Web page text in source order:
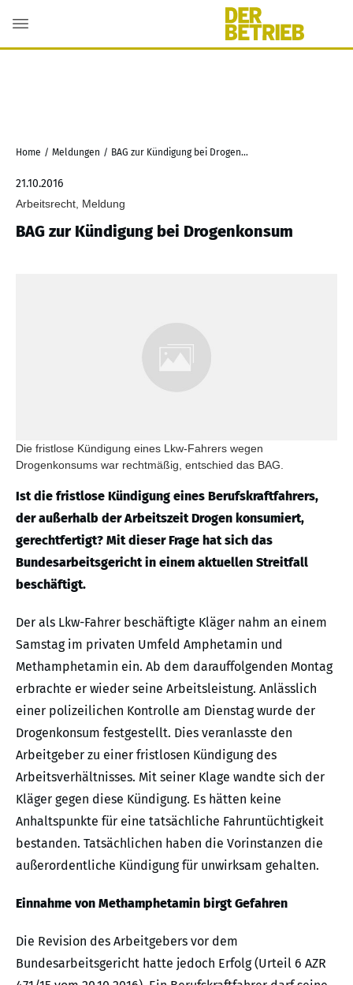
Home / Meldungen / BAG zur Kündigung bei Drogenkonsum
21.10.2016
Arbeitsrecht, Meldung
BAG zur Kündigung bei Drogenkonsum
Die fristlose Kündigung eines Lkw-Fahrers wegen
Drogenkonsums war rechtmäßig, entschied das BAG.
Ist die fristlose Kündigung eines Berufskraftfahrers,
der außerhalb der Arbeitszeit Drogen konsumiert,
gerechtfertigt? Mit dieser Frage hat sich das
Bundesarbeitsgericht in einem aktuellen Streitfall
beschäftigt.
Der als Lkw-Fahrer beschäftigte Kläger nahm an einem
Samstag im privaten Umfeld Amphetamin und
Methamphetamin ein. Ab dem darauffolgenden Montag
erbrachte er wieder seine Arbeitsleistung. Anlässlich
einer polizeilichen Kontrolle am Dienstag wurde der
Drogenkonsum festgestellt. Dies veranlasste den
Arbeitgeber zu einer fristlosen Kündigung des
Arbeitsverhältnisses. Mit seiner Klage wandte sich der
Kläger gegen diese Kündigung. Es hätten keine
Anhaltspunkte für eine tatsächliche Fahruntüchtigkeit
bestanden. Tatsächlichen haben die Vorinstanzen die
außerordentliche Kündigung für unwirksam gehalten.
Einnahme von Methamphetamin birgt Gefahren
Die Revision des Arbeitgebers vor dem
Bundesarbeitsgericht hatte jedoch Erfolg (Urteil 6 AZR